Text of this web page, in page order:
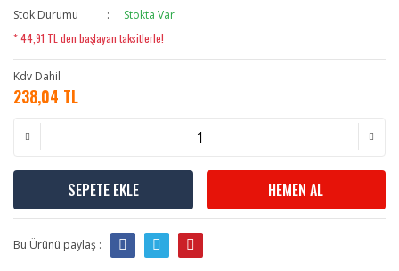
Stok Durumu
Stokta Var
* 44,91 TL den başlayan taksitlerle!
Kdv Dahil
238,04 TL
SEPETE EKLE HEMEN AL
Bu Ürünü paylaş :